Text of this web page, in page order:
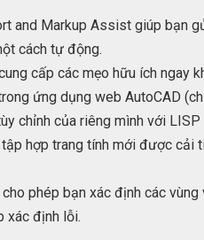
and Markup Assist giúp bạn
cách tự động.
cấp các mẹo hữu ích ngay
ứng dụng web AutoCAD
chỉnh của riêng mình với
hợp trang tính mới được cải
phép bạn xác định các
xác định lỗi.